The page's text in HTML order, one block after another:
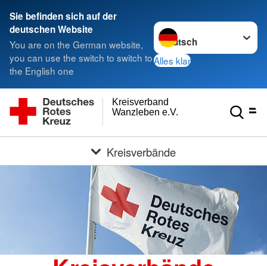
Sie befinden sich auf der
deutschen Website
You are on the German website,
you can use the switch to switch to
the English one
Sprache wechseln zu
Alles klar
Wanzleben e.V.
Kreisverband
Kreisverbände